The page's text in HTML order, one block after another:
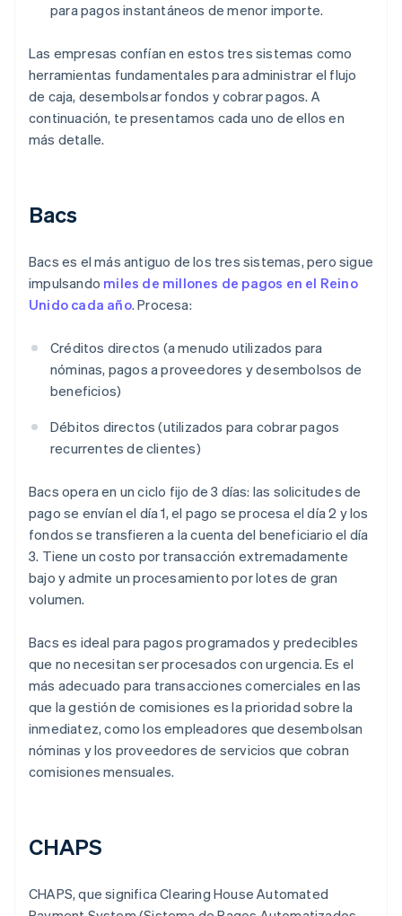
para pagos instantáneos de menor importe.
Las empresas confían en estos tres sistemas como
herramientas fundamentales para administrar el flujo
de caja, desembolsar fondos y cobrar pagos. A
continuación, te presentamos cada uno de ellos en
más detalle.
Bacs
Bacs es el más antiguo de los tres sistemas, pero sigue
impulsando miles de millones de pagos en el Reino
Unido cada año. Procesa:
Créditos directos (a menudo utilizados para
nóminas, pagos a proveedores y desembolsos de
beneficios)
Débitos directos (utilizados para cobrar pagos
recurrentes de clientes)
Bacs opera en un ciclo fijo de 3 días: las solicitudes de
pago se envían el día 1, el pago se procesa el día 2 y los
fondos se transfieren a la cuenta del beneficiario el día
3. Tiene un costo por transacción extremadamente
bajo y admite un procesamiento por lotes de gran
volumen.
Bacs es ideal para pagos programados y predecibles
que no necesitan ser procesados con urgencia. Es el
más adecuado para transacciones comerciales en las
que la gestión de comisiones es la prioridad sobre la
inmediatez, como los empleadores que desembolsan
nóminas y los proveedores de servicios que cobran
comisiones mensuales.
CHAPS
CHAPS, que significa Clearing House Automated